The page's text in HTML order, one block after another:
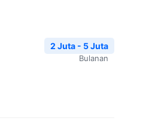
2 Juta - 5 Juta
Bulanan